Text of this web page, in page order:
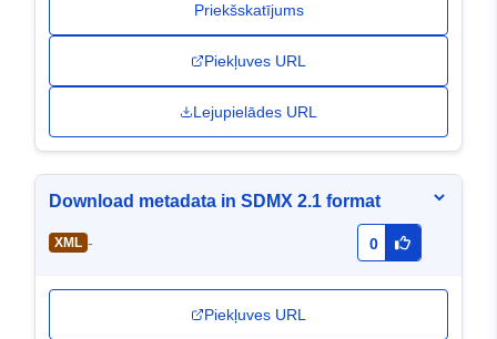
Priekšskatījums
Piekļuves URL
Lejupielādes URL
Download metadata in SDMX 2.1 format
XML - 0
Piekļuves URL